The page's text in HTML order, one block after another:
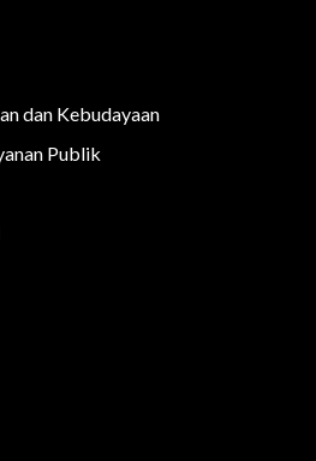
dan Kebudayaan
Publik